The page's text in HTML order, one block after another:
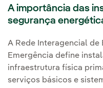
A importância das
segurança
A Rede Interagencial de
Emergência define
infraestrutura física
serviços básicos e